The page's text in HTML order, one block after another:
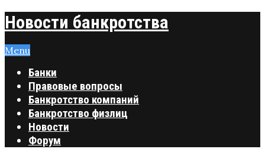
Новости банкротства
Menu
Банки
Правовые вопросы
Банкротство компаний
Банкротство физлиц
Новости
Форум